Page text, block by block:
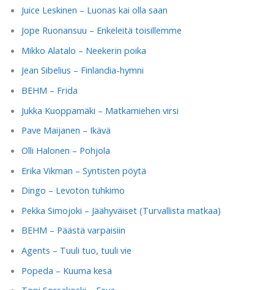
Juice Leskinen – Luonas kai olla saan
Jope Ruonansuu – Enkeleitä toisillemme
Mikko Alatalo – Neekerin poika
Jean Sibelius – Finlandia-hymni
BEHM – Frida
Jukka Kuoppamäki – Matkamiehen virsi
Pave Maijanen – Ikävä
Olli Halonen – Pohjola
Erika Vikman – Syntisten pöytä
Dingo – Levoton tuhkimo
Pekka Simojoki – Jäähyväiset (Turvallista matkaa)
BEHM – Päästä varpaisiin
Agents – Tuuli tuo, tuuli vie
Popeda – Kuuma kesä